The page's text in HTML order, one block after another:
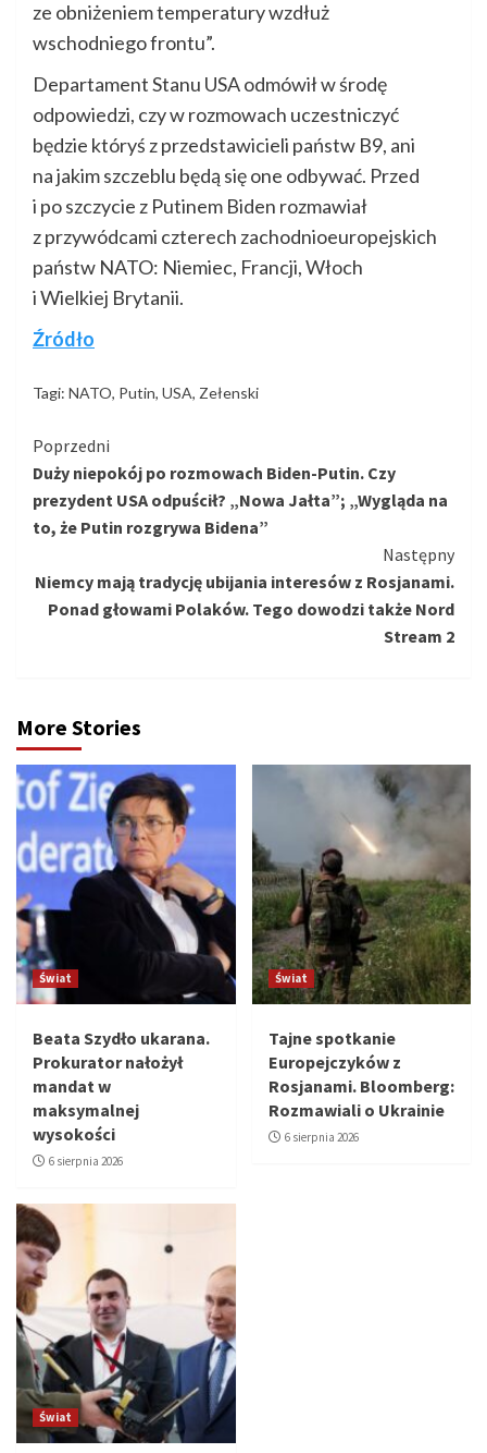
ze obniżeniem temperatury wzdłuż
wschodniego frontu”.
Departament Stanu USA odmówił w środę
odpowiedzi, czy w rozmowach uczestniczyć
będzie któryś z przedstawicieli państw B9, ani
na jakim szczeblu będą się one odbywać. Przed
i po szczycie z Putinem Biden rozmawiał
z przywódcami czterech zachodnioeuropejskich
państw NATO: Niemiec, Francji, Włoch
i Wielkiej Brytanii.
Źródło
Tagi: NATO, Putin, USA, Zełenski
Kontynuuj
czytanie
Poprzedni
Duży niepokój po rozmowach Biden-Putin. Czy
prezydent USA odpuścił? „Nowa Jałta”; „Wygląda na
to, że Putin rozgrywa Bidena”
Następny
Niemcy mają tradycję ubijania interesów z Rosjanami.
Ponad głowami Polaków. Tego dowodzi także Nord
Stream 2
More Stories
Świat
Beata Szydło ukarana.
Prokurator nałożył
mandat w
maksymalnej
wysokości
6 sierpnia 2026
Świat
Tajne spotkanie
Europejczyków z
Rosjanami. Bloomberg:
Rozmawiali o Ukrainie
6 sierpnia 2026
Świat